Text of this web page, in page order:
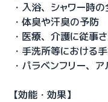
・入浴、シャワー時
・体臭や汗臭の予防
・医療、介護に従事
・手洗所等における
・パラベンフリー、
【効能・効果】